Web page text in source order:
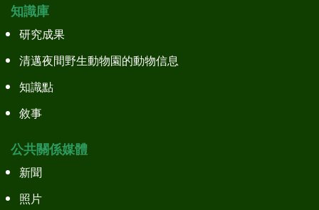
知識庫
研究成果
清邁夜間野生動物園的動物信息
知識點
敘事
公共關係媒體
新聞
照片